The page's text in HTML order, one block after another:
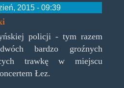
2015 - 09:39
policji - tym razem
bardzo groźnych
trawkę w miejscu
Łez.